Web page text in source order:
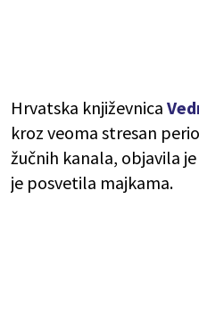
Hrvatska književnica
kroz veoma stresan
žučnih kanala, objavila
je posvetila majkama.